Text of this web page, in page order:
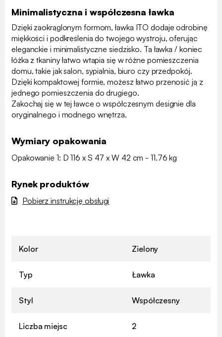
Minimalistyczna i współczesna ławka
Dzięki zaokrąglonym formom, ławka ITO dodaje odrobinę
miękkości i podkreślenia do twojego wystroju, oferując
eleganckie i minimalistyczne siedzisko. Ta ławka / koniec
łóżka z tkaniny łatwo wtapia się w różne pomieszczenia
domu, takie jak salon, sypialnia, biuro czy przedpokój.
Dzięki kompaktowej formie, możesz łatwo przenosić ją z
jednego pomieszczenia do drugiego.
Zakochaj się w tej ławce o współczesnym designie dla
oryginalnego i modnego wnętrza.
Wymiary opakowania
Opakowanie 1: D 116 x S 47 x W 42 cm - 11.76 kg
Rynek produktów
Pobierz instrukcję obsługi
Kolor Zielony
Typ Ławka
Styl Współczesny
Liczba miejsc 2